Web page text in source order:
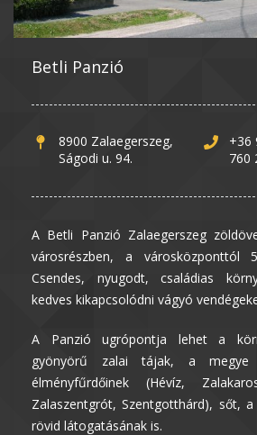
Betli Panzió
8900 Zalaegerszeg,
Ságodi u. 94.
+36
760
A Betli Panzió Zalaegerszeg
városrészben, a városközponttól
Csendes, nyugodt, családias
kedves kikapcsolódni vágyó
A Panzió ugrópontja lehet a
gyönyörű zalai tájak, a
élményfűrdőinek (Hévíz,
Zalaszentgrót, Szentgotthárd), sőt,
rövid látogatásának is.